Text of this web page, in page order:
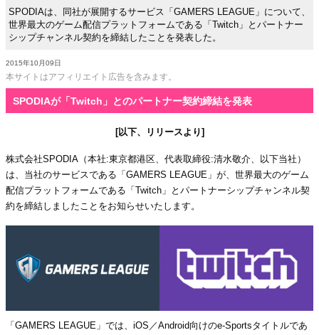
SPODIAは、同社が展開するサービス「GAMERS LEAGUE」について、
世界最大のゲーム配信プラットフォームである「Twitch」とパートナー
シップチャンネル契約を締結したことを発表した。
2015年10月09日
本サイトはアフィリエイト広告を含みます。
SPODIAが「Twitch」とのパートナー契約締結を発表
[以下、リリースより]
株式会社SPODIA（本社:東京都港区、代表取締役:清水敬介、以下当社）
は、当社のサービスである「GAMERS LEAGUE」が、世界最大のゲーム
配信プラットフォームである「Twitch」とパートナーシップチャンネル契
約を締結しましたことをお知らせいたします。
「GAMERS LEAGUE」では、iOS／Android向けのe-Sportsタイトルであ